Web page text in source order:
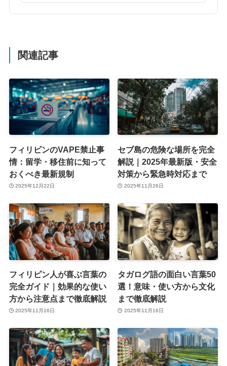
関連記事
フィリピンのVAPE禁止事
情：留学・移住前に知って
おくべき最新規制
2025年12月22日
セブ島の危険な場所を完全
解説｜2025年最新版・安全
対策から緊急時対応まで
2025年11月26日
フィリピン人が喜ぶ言葉の
完全ガイド｜効果的な使い
方から注意点まで徹底解説
2025年11月16日
タガログ語の面白い言葉50
選！意味・使い方から文化
まで徹底解説
2025年11月16日